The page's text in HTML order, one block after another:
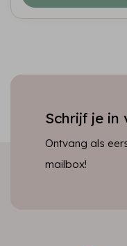
Schrijf je in
Ontvang als
mailbox!